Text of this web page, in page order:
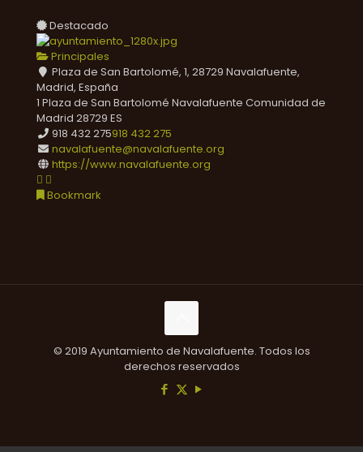
Destacado
Principales
Plaza de San Bartolomé, 1, 28729 Navalafuente,
Madrid, España
1 Plaza de San Bartolomé Navalafuente Comunidad de
Madrid 28729 ES
918 432 275918 432 275
navalafuente@navalafuente.org
https://www.navalafuente.org
Bookmark
© 2019 Ayuntamiento de Navalafuente. Todos los
derechos reservados